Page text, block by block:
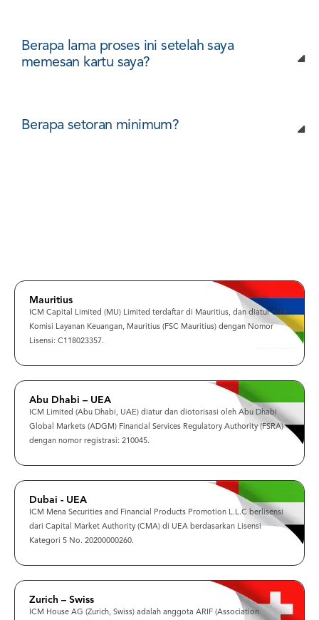
Berapa lama proses ini setelah saya
memesan kartu saya?
Berapa setoran minimum?
Mauritius
ICM Capital Limited (MU) Limited terdaftar di Mauritius, dan diatur oleh
Komisi Layanan Keuangan, Mauritius (FSC Mauritius) dengan Nomor
Lisensi: C118023357.
Abu Dhabi – UEA
ICM Limited (Abu Dhabi, UAE) diatur dan diotorisasi oleh Abu Dhabi
Global Markets (ADGM) Financial Services Regulatory Authority (FSRA)
dengan nomor registrasi: 210045.
Dubai - UEA
ICM Mena Securities and Financial Products Promotion L.L.C berlisensi
dari Capital Market Authority (CMA) di UEA berdasarkan Lisensi
Kategori 5 No. 20200000260.
Zurich – Swiss
ICM House AG (Zurich, Swiss) adalah anggota ARIF (Association